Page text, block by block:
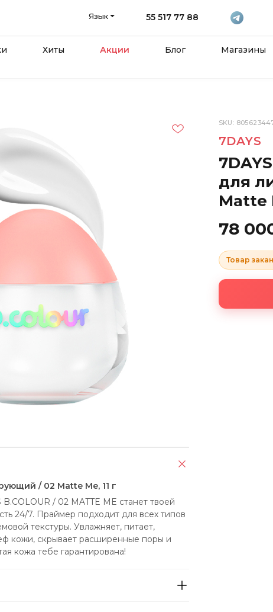
Язык 55 517 77 88
Хиты Акции Блог Магазины
/ 02 Matte Me, 11 г
/ 02 MATTE ME станет твоей
24/7. Праймер подходит для всех типов
текстуры. Увлажняет, питает,
кожи, скрывает расширенные поры и
кожа тебе гарантирована!
SKU:
7DAYS
для
Matte
78
Товар